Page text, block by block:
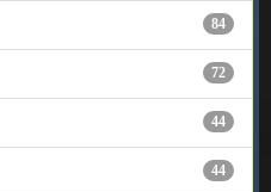
84
72
44
44